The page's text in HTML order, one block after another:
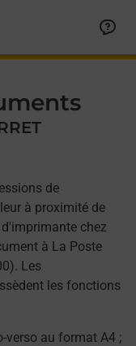
de
à proximité de
chez
à La Poste
Les
les fonctions
verso au format A4 ;